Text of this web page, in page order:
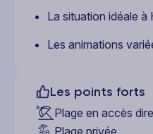
La situation idéale à
Les animations
Les points forts
Plage en accès
Plage privée